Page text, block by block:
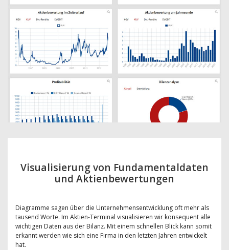
Visualisierung von Fundamentaldaten
und Aktienbewertungen
Diagramme sagen über die Unternehmensentwicklung oft mehr als
tausend Worte. Im Aktien-Terminal visualisieren wir konsequent alle
wichtigen Daten aus der Bilanz. Mit einem schnellen Blick kann somit
erkannt werden wie sich eine Firma in den letzten Jahren entwickelt
hat.